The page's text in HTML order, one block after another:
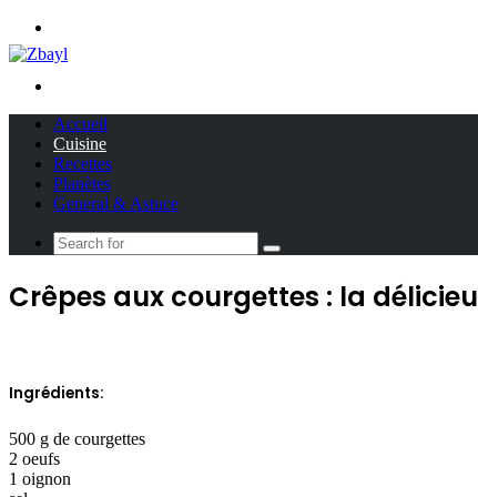
Accueil
Cuisine
Recettes
Planètes
General & Astuce
Search
Crêpes aux courgettes : la
Ingrédients:
500 g de courgettes
2 oeufs
1 oignon